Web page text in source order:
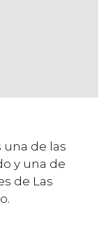
una de las
y una de
de Las